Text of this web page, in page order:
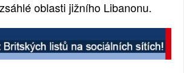
oblasti jižního Libanonu.